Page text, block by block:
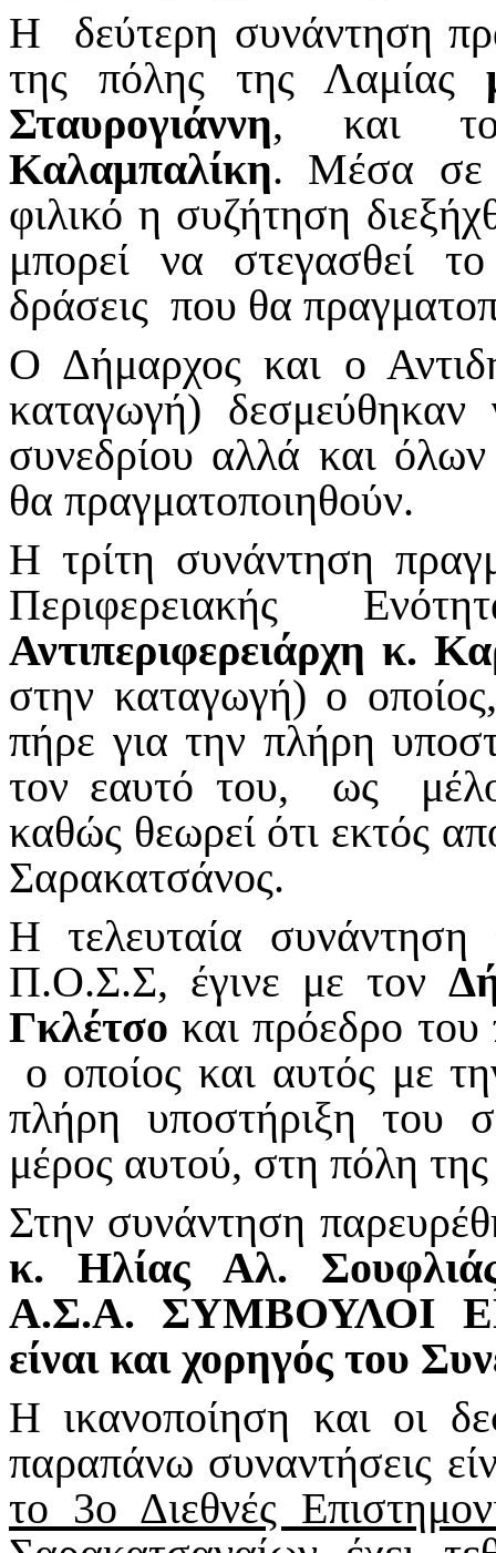
Η δεύτερη συνάντηση
της πόλης της Λαμίας
Σταυρογιάννη, και
Καλαμπαλίκη. Μέσα σε
φιλικό η συζήτηση
μπορεί να στεγασθεί
δράσεις που θα
Ο Δήμαρχος και ο
καταγωγή)
συνεδρίου αλλά και
θα πραγματοποιηθούν.
Η τρίτη συνάντηση
Περιφερειακής
Αντιπεριφερειάρχη κ.
στην καταγωγή) ο
πήρε για την πλήρη
τον εαυτό του, ως
καθώς θεωρεί ότι εκτός
Σαρακατσάνος.
Η τελευταία
Π.Ο.Σ.Σ, έγινε με τον
Γκλέτσοκαι πρόεδρο
ο οποίος και αυτός με
πλήρη υποστήριξη του
μέρος αυτού, στη πόλη της
Στην συνάντηση
κ. Ηλίας Αλ.
A.Σ.Α. ΣΥΜΒΟΥΛΟΙ
είναι και χορηγός του
Η ικανοποίηση και οι
παραπάνω συναντήσεις
το 3ο Διεθνές